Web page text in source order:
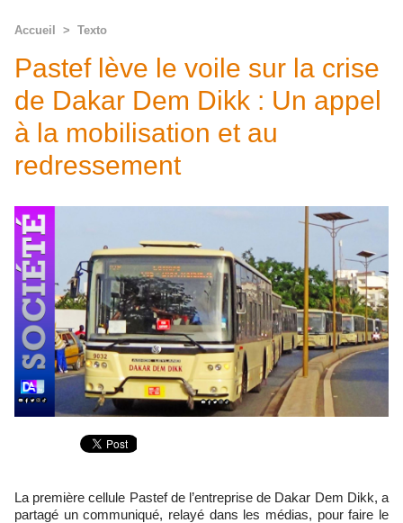
Accueil > Texto
Pastef lève le voile sur la crise
de Dakar Dem Dikk : Un appel
à la mobilisation et au
redressement
La première cellule Pastef de l’entreprise de Dakar Dem Dikk, a
partagé un communiqué, relayé dans les médias, pour faire le